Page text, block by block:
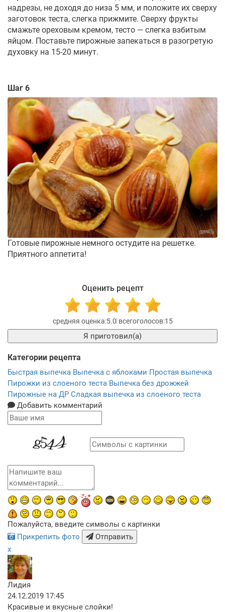
надрезы, не доходя до низа 5 мм, и положите их сверху
заготовок теста, слегка прижмите. Сверху фрукты
смажьте ореховым кремом, тесто — слегка взбитым
яйцом. Поставьте пирожные запекаться в разогретую
духовку на 15-20 минут.
Шаг 6
Готовые пирожные немного остудите на решетке.
Приятного аппетита!
Оценить рецепт
5.0 15
Я приготовил(а)
Категории рецепта
Быстрая выпечка Выпечка с яблоками Простая выпечка
Пирожки из слоеного теста Выпечка без дрожжей
Пирожные на ДР Сладкая выпечка из слоеного теста
Добавить комментарий
Пожалуйста, введите символы с картинки
Прикрепить фото
Отправить
x
Лидия
24.12.2019 17:45
Красивые и вкусные слойки!